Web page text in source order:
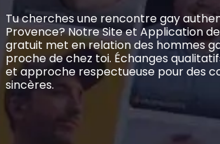
Tu cherches une rencontre gay
Provence? Notre Site et Application
gratuit met en relation des hommes
proche de chez toi. Échanges
et approche respectueuse pour des
sincères.